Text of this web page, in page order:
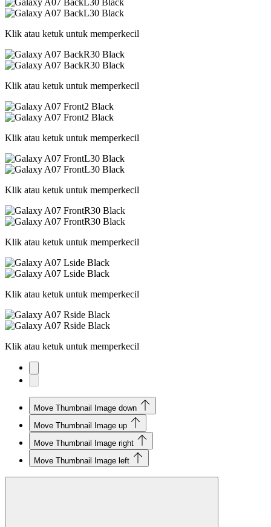
Klik atau ketuk untuk memperkecil
Klik atau ketuk untuk memperkecil
Klik atau ketuk untuk memperkecil
Klik atau ketuk untuk memperkecil
Klik atau ketuk untuk memperkecil
Klik atau ketuk untuk memperkecil
Klik atau ketuk untuk memperkecil
Move Thumbnail Image down
Move Thumbnail Image up
Move Thumbnail Image right
Move Thumbnail Image left